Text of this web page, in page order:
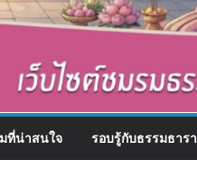
ที่น่าสนใจ รอบรู้กับธรรมธารา